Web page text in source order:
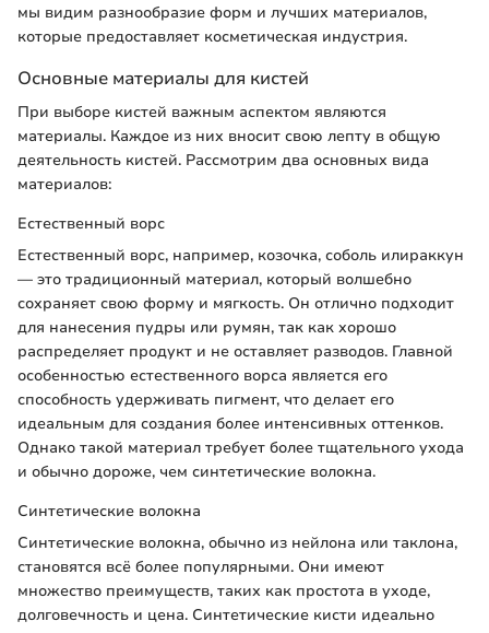
мы видим разнообразие форм и лучших материалов,
которые предоставляет косметическая индустрия.
Основные материалы для кистей
При выборе кистей важным аспектом являются
материалы. Каждое из них вносит свою лепту в общую
деятельность кистей. Рассмотрим два основных вида
материалов:
Естественный ворс
Естественный ворс, например, козочка, соболь илираккун
— это традиционный материал, который волшебно
сохраняет свою форму и мягкость. Он отлично подходит
для нанесения пудры или румян, так как хорошо
распределяет продукт и не оставляет разводов. Главной
особенностью естественного ворса является его
способность удерживать пигмент, что делает его
идеальным для создания более интенсивных оттенков.
Однако такой материал требует более тщательного ухода
и обычно дороже, чем синтетические волокна.
Синтетические волокна
Синтетические волокна, обычно из нейлона или таклона,
становятся всё более популярными. Они имеют
множество преимуществ, таких как простота в уходе,
долговечность и цена. Синтетические кисти идеально